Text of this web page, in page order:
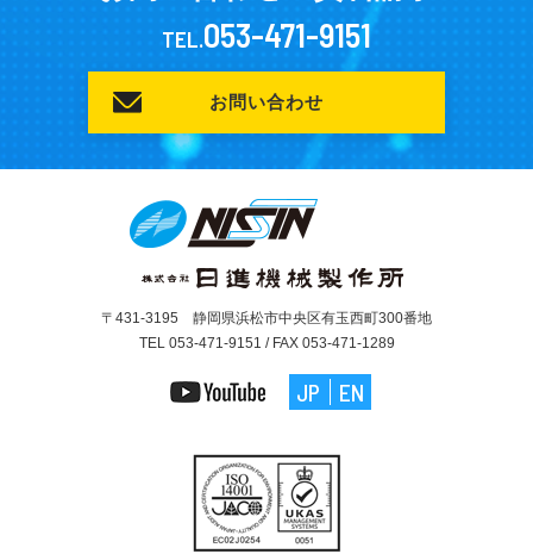
TEL.053-471-9151
お問い合わせ
〒431-3195 静岡県浜松市中央区有玉西町300番地
TEL 053-471-9151 / FAX 053-471-1289
JP EN